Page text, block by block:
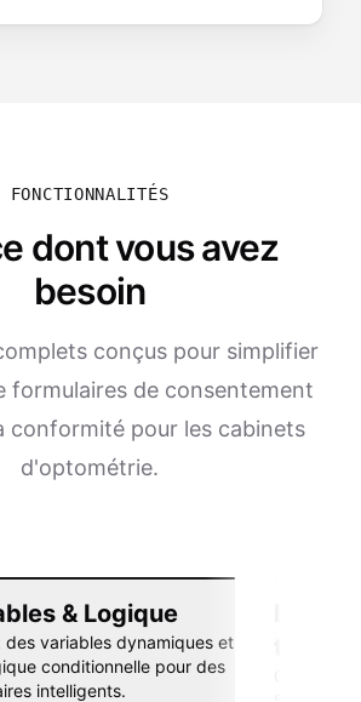
FONCTIONNALITÉS
dont vous avez
besoin
conçus pour simplifier
formulaires de consentement
conformité pour les cabinets
d'optométrie.
& Logique
des variables dynamiques et
conditionnelle pour des
intelligents.